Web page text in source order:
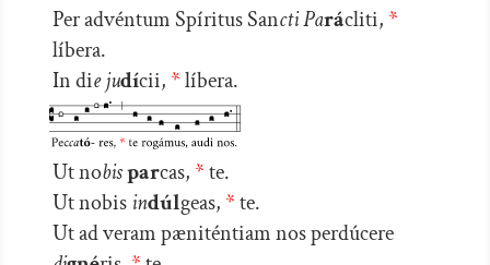
Per advéntum Spíritus SanctiParácliti, *
líbera.
In die judícii, *líbera.
Ut nobisparcas, *te.
Ut nobisindúlgeas, *te.
Ut ad veram pæniténtiam nos perdúcere